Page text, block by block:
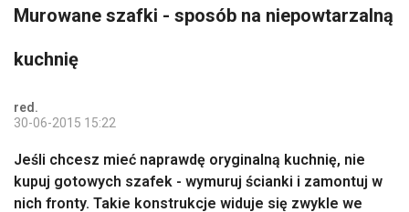
Murowane szafki - sposób na niepowtarzalną
kuchnię
red.
30-06-2015 15:22
Jeśli chcesz mieć naprawdę oryginalną kuchnię, nie
kupuj gotowych szafek - wymuruj ścianki i zamontuj w
nich fronty. Takie konstrukcje widuje się zwykle we